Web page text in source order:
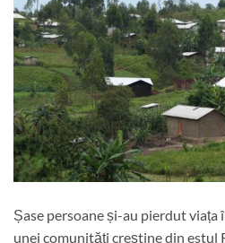
Șase persoane și-au pierdut viața
unei comunități creștine din estul